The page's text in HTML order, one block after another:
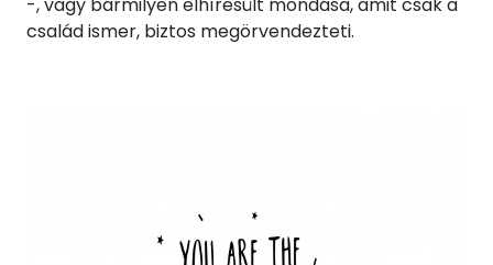
család ismer, biztos megörvendezteti.